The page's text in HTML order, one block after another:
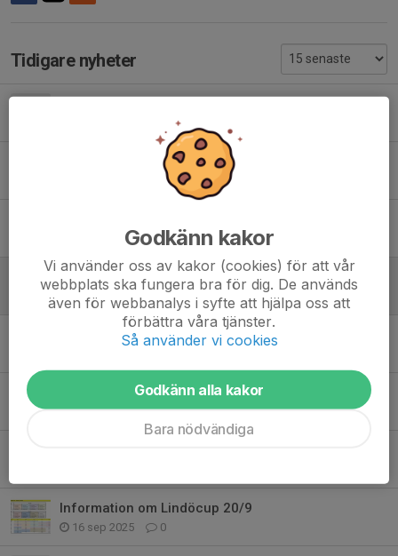
Tidigare nyheter
Sommaravslutning
7 apr, 12:57 0
Julavslutning och övrig viktig info!
4 dec 2025
Information om inomhusträningen i Smedbyhallen
Vi behöver bli fler ledare!
7 okt 2025 0
Information om Lindöcup 20/9
16 sep 2025 0
Godkänn kakor
Vi använder oss av kakor (cookies) för att vår
webbplats ska fungera bra för dig. De används
även för webbanalys i syfte att hjälpa oss att
förbättra våra tjänster.
Så använder vi cookies
Godkänn alla kakor
Bara nödvändiga